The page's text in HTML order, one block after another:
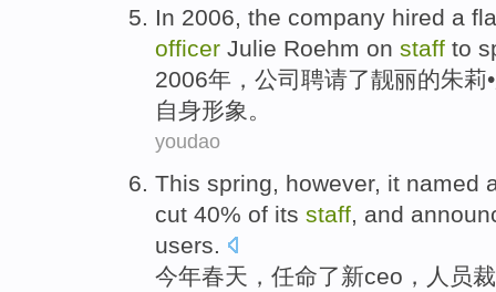
In 2006, the company hired a
officer Julie Roehm on staff to
2006年， 公司 聘请了靓丽的朱莉•
自身形象。
youdao
This spring, however, it named
cut 40% of its staff, and
users.
今年春天， 任命了新ceo ， 人员